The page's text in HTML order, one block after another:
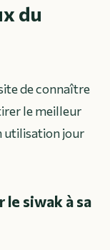
du
de connaître
le meilleur
utilisation jour
le siwak à sa